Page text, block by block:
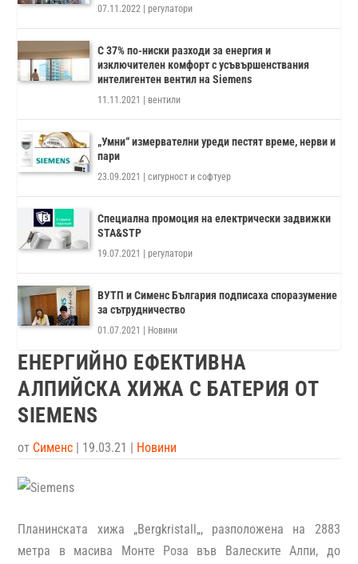
07.11.2022 |регулатори
С 37% по-ниски разходи за енергия и
изключителен комфорт с усъвършенствания
интелигентен вентил на Siemens
11.11.2021 | вентили
„Умни“ измервателни уреди пестят време, нерви и
пари
23.09.2021 |сигурност и софтуер
Специална промоция на електрически задвижки
STA&STP
19.07.2021 |регулатори
ВУТП и Сименс България подписаха споразумение
за сътрудничество
01.07.2021 | Новини
ЕНЕРГИЙНО ЕФЕКТИВНА
АЛПИЙСКА ХИЖА С БАТЕРИЯ ОТ
SIEMENS
от Сименс | 19.03.21 | Новини
Планинската хижа „Bergkristall „, разположена на 2883
метра в масива Монте Роза във Валеските Алпи, до